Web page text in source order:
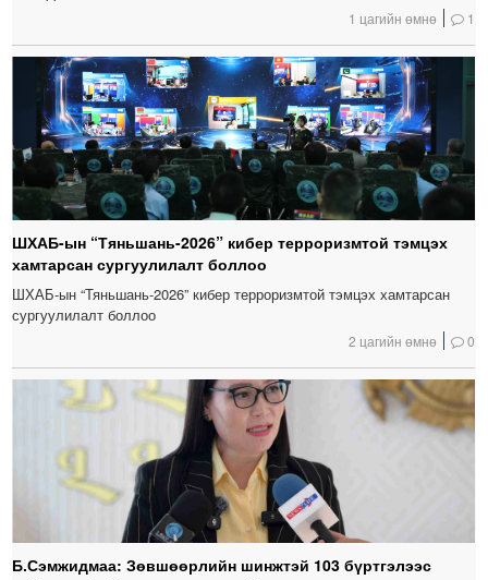
1 цагийн өмнө 1
ШХАБ-ын “Тяньшань-2026” кибер терроризмтой тэмцэх
хамтарсан сургуулилалт боллоо
ШХАБ-ын “Тяньшань-2026” кибер терроризмтой тэмцэх хамтарсан
сургуулилалт боллоо
2 цагийн өмнө 0
Б.Сэмжидмаа: Зөвшөөрлийн шинжтэй 103 бүртгэлээс